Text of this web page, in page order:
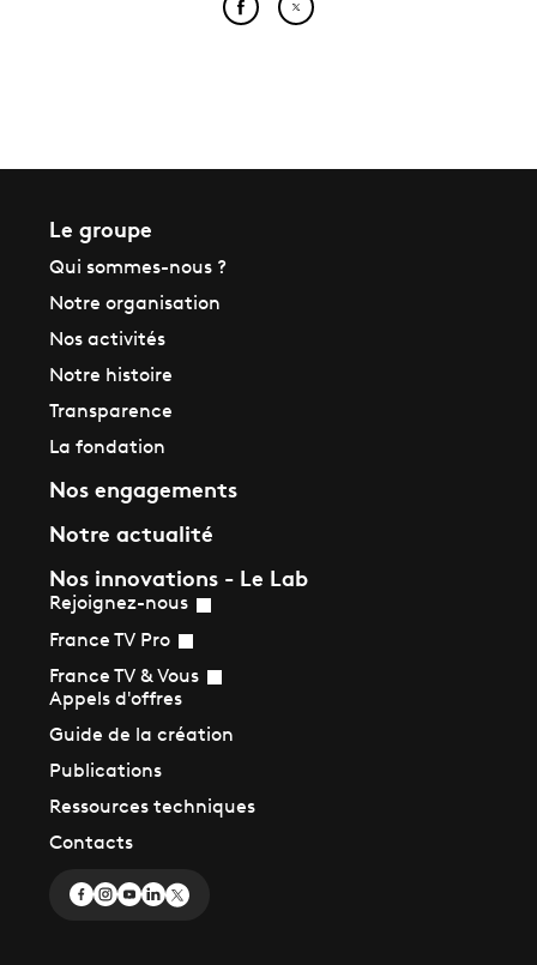
Partager cet article sur
Partager cet article sur
Le groupe
Qui sommes-nous ?
Notre organisation
Nos activités
Notre histoire
Transparence
La fondation
Nos engagements
Notre actualité
Nos innovations - Le Lab
Rejoignez-nous
France TV Pro
France TV & Vous
Appels d'offres
Guide de la création
Publications
Ressources techniques
Contacts